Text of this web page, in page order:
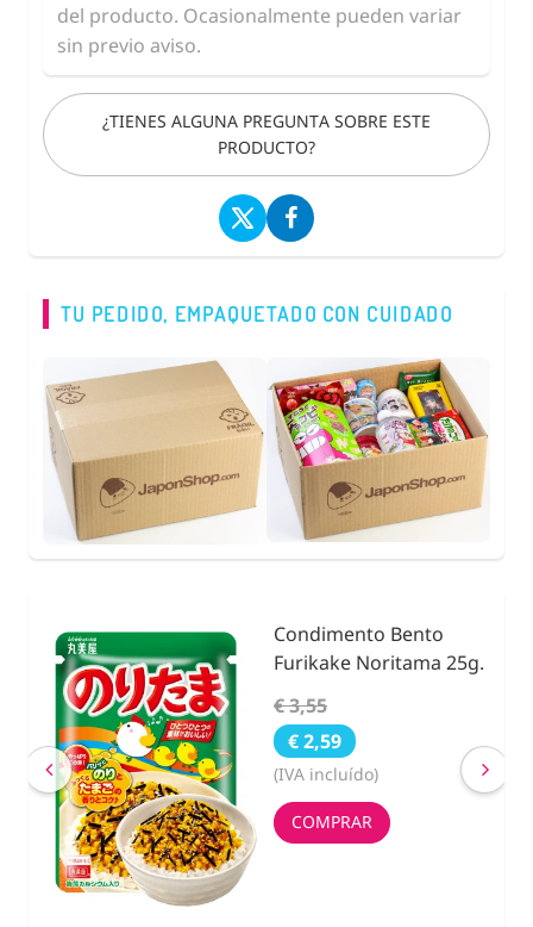
del producto. Ocasionalmente pueden variar
sin previo aviso.
¿TIENES ALGUNA PREGUNTA SOBRE ESTE
PRODUCTO?
TU PEDIDO, EMPAQUETADO CON CUIDADO
Condimento Bento
Furikake Noritama 25g.
€ 3,55
€ 2,59
(IVA incluído)
COMPRAR